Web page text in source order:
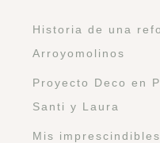
Historia de una
Arroyomolinos
Proyecto Deco en
Santi y Laura
Mis